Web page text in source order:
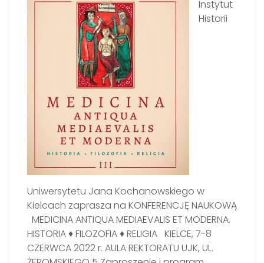
Instytut
Historii
Uniwersytetu Jana Kochanowskiego w
Kielcach zaprasza na KONFERENCJĘ NAUKOWĄ
MEDICINA ANTIQUA MEDIAEVALIS ET MODERNA.
HISTORIA ♦ FILOZOFIA ♦ RELIGIA KIELCE, 7-8
CZERWCA 2022 r. AULA REKTORATU UJK, UL.